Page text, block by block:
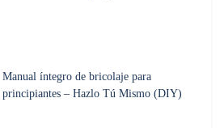
Manual íntegro de bricolaje para
principiantes – Hazlo Tú Mismo (DIY)